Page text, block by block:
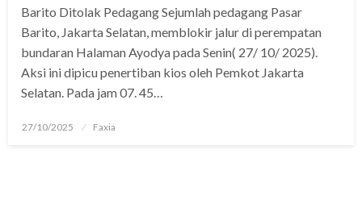
Barito Ditolak Pedagang Sejumlah pedagang Pasar
Barito, Jakarta Selatan, memblokir jalur di perempatan
bundaran Halaman Ayodya pada Senin( 27/ 10/ 2025).
Aksi ini dipicu penertiban kios oleh Pemkot Jakarta
Selatan. Pada jam 07. 45…
Posted
27/10/2025 Faxia